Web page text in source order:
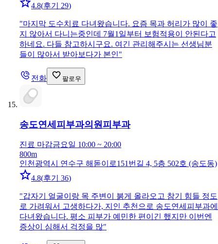
4.8(후기 29)
"마지막 도수치료 다녀왔습니다. 요즘 목과 허리가 많이 좋
지 않아서 다니는중인데 7월1일부터 보험적용이 안된다고
하네요. 다들 참고하시구요. 여긴 관리해주시는 선생님분
들이 많아서 받아보다가 본인"
전화 팔로우
송도연세피부과의원 피부과
진료 마감금요일 10:00 ~ 20:00
800m
인천광역시 연수구 해돋이로151번길 4, 5층 502호 (송도동)
4.8(후기 36)
"갑자기 얼굴이랑 목 주변이 붉게 올라오고 참기 힘들 정도
로 가려워서 고생하다가, 지인 추천으로 송도연세피부과에
다녀왔습니다. 평소 피부가 예민한 편이긴 했지만 이번엔
증상이 심해서 걱정을 많"